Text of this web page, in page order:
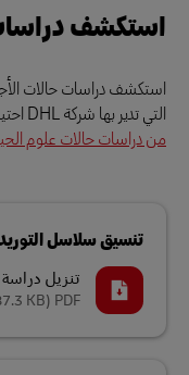
استكشف
استكشف دراسات حالات
التي تدير بها شركة DHL احتياجات الخدمات اللوجستية بدقة.
من دراسات حالات علوم
تنسيق سلاسل
تنزيل دراسة
PDF
KB)